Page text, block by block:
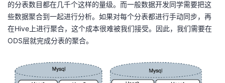
的分表数目都在几千个这样的量级。而一般数据开发同学需要把这
些数据聚合到一起进行分析。如果对每个分表都进行手动同步，再
在Hive上进行聚合，这个成本很难被我们接受。因此，我们需要在
ODS层就完成分表的聚合。